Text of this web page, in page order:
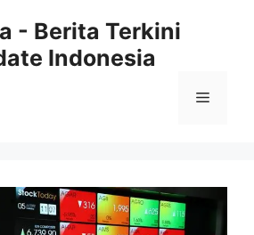
- Berita Terkini
Indonesia
Menu